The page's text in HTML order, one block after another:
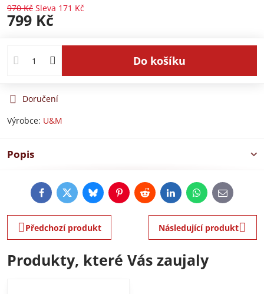
970 Kč Sleva 171 Kč
799 Kč
Do košíku
Doručení
Výrobce: U&M
Popis
FacebookTwitterBlueskyPinterestRedditLinkedInWhatsApp
E-
mail
Předchozí produkt Následující produkt
Produkty, které Vás zaujaly